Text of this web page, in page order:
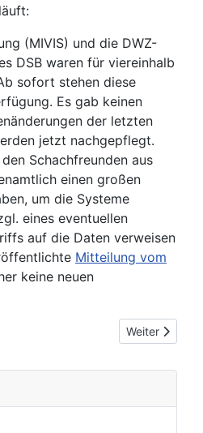
(MIVIS) und die DWZ-
DSB waren für viereinhalb
sofort stehen diese
Es gab keinen
der letzten
jetzt nachgepflegt.
Schachfreunden aus
einen großen
um die Systeme
eines eventuellen
auf die Daten verweisen
Mitteilung vom
keine neuen
HSV-4er-PokalNächster
Weiter